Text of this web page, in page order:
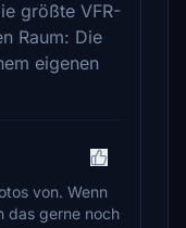
größte VFR-
Raum: Die
eigenen
von. Wenn
das gerne noch